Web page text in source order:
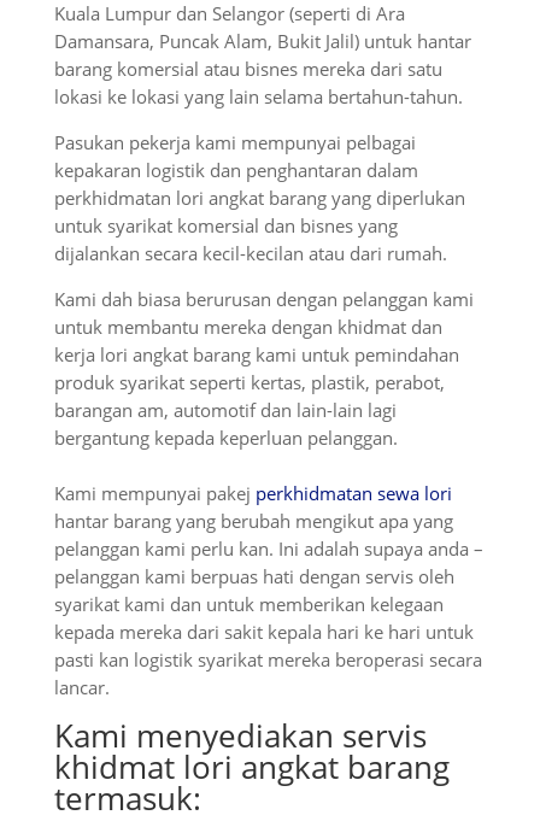
Kuala Lumpur dan Selangor (seperti di Ara
Damansara, Puncak Alam, Bukit Jalil) untuk hantar
barang komersial atau bisnes mereka dari satu
lokasi ke lokasi yang lain selama bertahun-tahun.
Pasukan pekerja kami mempunyai pelbagai
kepakaran logistik dan penghantaran dalam
perkhidmatan lori angkat barang yang diperlukan
untuk syarikat komersial dan bisnes yang
dijalankan secara kecil-kecilan atau dari rumah.
Kami dah biasa berurusan dengan pelanggan kami
untuk membantu mereka dengan khidmat dan
kerja lori angkat barang kami untuk pemindahan
produk syarikat seperti kertas, plastik, perabot,
barangan am, automotif dan lain-lain lagi
bergantung kepada keperluan pelanggan.
Kami mempunyai pakej perkhidmatan sewa lori
hantar barang yang berubah mengikut apa yang
pelanggan kami perlu kan. Ini adalah supaya anda –
pelanggan kami berpuas hati dengan servis oleh
syarikat kami dan untuk memberikan kelegaan
kepada mereka dari sakit kepala hari ke hari untuk
pasti kan logistik syarikat mereka beroperasi secara
lancar.
Kami menyediakan servis
khidmat lori angkat barang
termasuk: